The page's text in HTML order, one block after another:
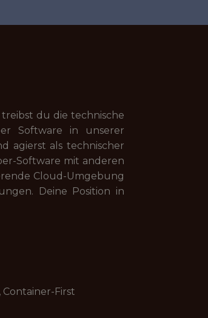
du die technische
Software in unserer
agierst als technischer
Software mit anderen
Cloud-Umgebung
Deine Position in
First